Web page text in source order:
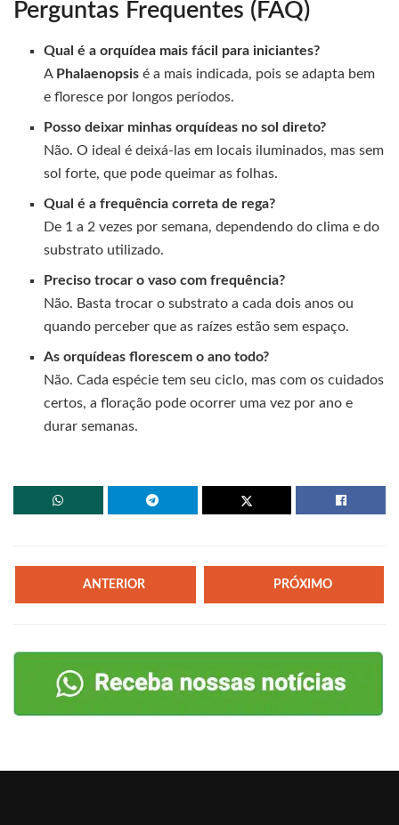
Perguntas Frequentes (FAQ)
Qual é a orquídea mais fácil para iniciantes?
A Phalaenopsis é a mais indicada, pois se adapta bem
e floresce por longos períodos.
Posso deixar minhas orquídeas no sol direto?
Não. O ideal é deixá-las em locais iluminados, mas sem
sol forte, que pode queimar as folhas.
Qual é a frequência correta de rega?
De 1 a 2 vezes por semana, dependendo do clima e do
substrato utilizado.
Preciso trocar o vaso com frequência?
Não. Basta trocar o substrato a cada dois anos ou
quando perceber que as raízes estão sem espaço.
As orquídeas florescem o ano todo?
Não. Cada espécie tem seu ciclo, mas com os cuidados
certos, a floração pode ocorrer uma vez por ano e
durar semanas.
ANTERIOR PRÓXIMO